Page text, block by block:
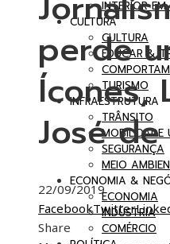
INTERIOR
CULTURA
CULTURA
EDUCAR &
TURISMO
INFRAESTRUTURA
TRÂNSITO
MOBILIDADE
SEGURANÇA
MEIO
ECONOMIA &
ECONOMIA
INDÚSTRIA
COMÉRCIO
perde
Ícones,
José
22/09/2019
FacebookTwitter
Share